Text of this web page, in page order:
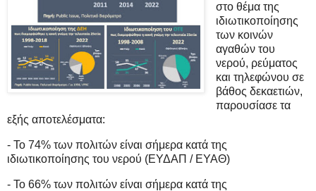
στο θέμα της
ιδιωτικοποίησης
των κοινών
αγαθών του
νερού, ρεύματος
και τηλεφώνου σε
βάθος δεκαετιών,
παρουσίασε τα
εξής αποτελέσματα:
- Το 74% των πολιτών είναι σήμερα κατά της
ιδιωτικοποίησης του νερού (ΕΥΔΑΠ / ΕΥΑΘ)
- Το 66% των πολιτών είναι σήμερα κατά της